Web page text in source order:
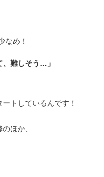
なめ！
、難しそう…」
トしているんです！
ほか、